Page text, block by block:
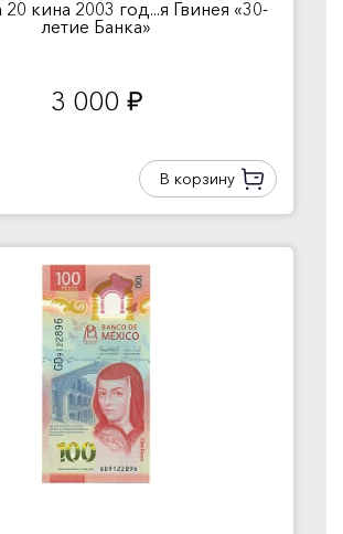
20 кина 2003 год...я Гвинея «30-
летие Банка»
3 000 руб.
В корзину